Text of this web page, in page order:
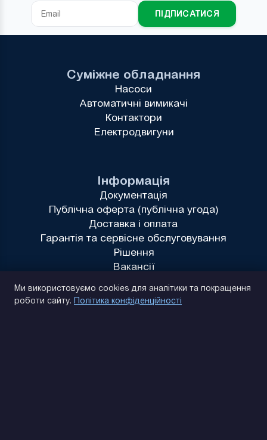
ПІДПИСАТИСЯ
Інформація
Документація
Публічна оферта (публічна угода)
Доставка і оплата
Гарантія та сервісне обслуговування
Рішення
Вакансії
Суміжне обладнання
Насоси
Автоматичні вимикачі
Контактори
Електродвигуни
Ми використовуємо cookies для аналітики та покращення
роботи сайту. Політика конфіденційності